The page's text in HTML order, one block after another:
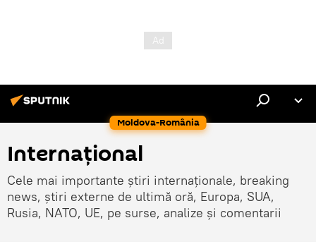
Moldova-România
Internaţional
Cele mai importante știri internaționale, breaking
news, știri externe de ultimă oră, Europa, SUA,
Rusia, NATO, UE, pe surse, analize și comentarii